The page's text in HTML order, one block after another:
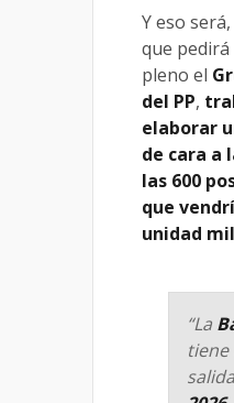
Y eso
que
pleno el
del PP,
elaborar
de cara a
las 600
que
unidad
“La
tiene